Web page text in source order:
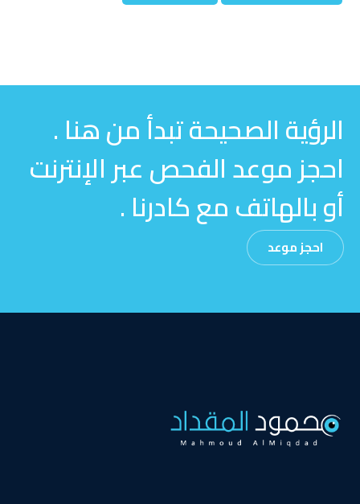
الرؤية الصحيحة تبدأ من هنا .
احجز موعد الفحص عبر الإنترنت
أو بالهاتف مع كادرنا .
احجز موعد